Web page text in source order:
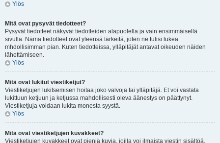
Ylös
Mitä ovat pysyvät tiedotteet?
Pysyvät tiedotteet näkyvät tiedotteiden alapuolella ja vain ensimmäisellä
sivulla. Nämä tiedotteet ovat yleensä tärkeitä, joten ne tulisi lukea
mhdollisimman pian. Kuten tiedotteissa, ylläpitäjät antavat oikeuden näiden
lähettämiseen.
Ylös
Mitä ovat lukitut viestiketjut?
Viestiketjujen lukitsemisen hoitaa joko valvoja tai ylläpitäjä. Et voi vastata
lukittuun ketjuun ja ketjussa mahdollisesti oleva äänestys on päättynyt.
Viestiketjuja voidaan lukita monesta syystä.
Ylös
Mitä ovat viestiketjujen kuvakkeet?
Viestiketjujen kuvakkeet ovat pieniä kuvia, joilla voi ilmaista viestin sisältöä.